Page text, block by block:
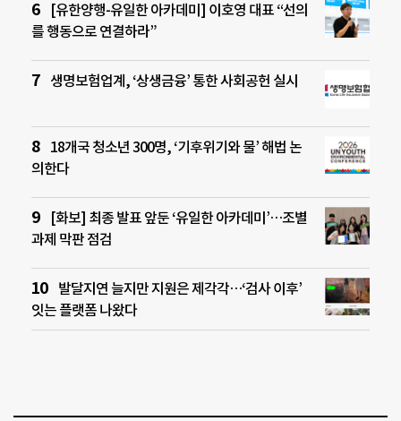
[유한양행-유일한 아카데미] 이호영 대표 “선의
를 행동으로 연결하라”
생명보험업계, ‘상생금융’ 통한 사회공헌 실시
18개국 청소년 300명, ‘기후위기와 물’ 해법 논
의한다
[화보] 최종 발표 앞둔 ‘유일한 아카데미’…조별
과제 막판 점검
발달지연 늘지만 지원은 제각각…‘검사 이후’
잇는 플랫폼 나왔다